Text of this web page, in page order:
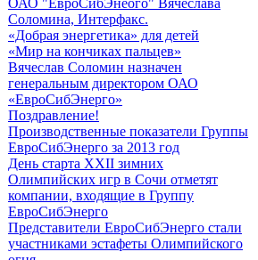
ОАО "ЕвроСибЭнеого" Вячеслава
Соломина, Интерфакс.
«Добрая энергетика» для детей
«Мир на кончиках пальцев»
Вячеслав Соломин назначен
генеральным директором ОАО
«ЕвроСибЭнерго»
Поздравление!
Производственные показатели Группы
ЕвроСибЭнерго за 2013 год
День старта XXII зимних
Олимпийских игр в Сочи отметят
компании, входящие в Группу
ЕвроСибЭнерго
Представители ЕвроСибЭнерго стали
участниками эстафеты Олимпийского